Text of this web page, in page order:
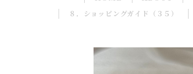
８．ショッピングガイド（３５）